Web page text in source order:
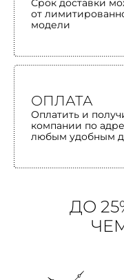
Срок доставки
от
модели
ОПЛАТА
Оплатить и
компании по
любым удобным
ДО